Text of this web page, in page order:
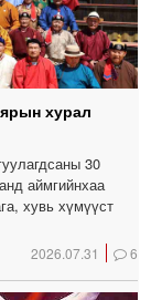
хурал
30
аймгийнхаа
хувь хүмүүст
2026.07.31 6